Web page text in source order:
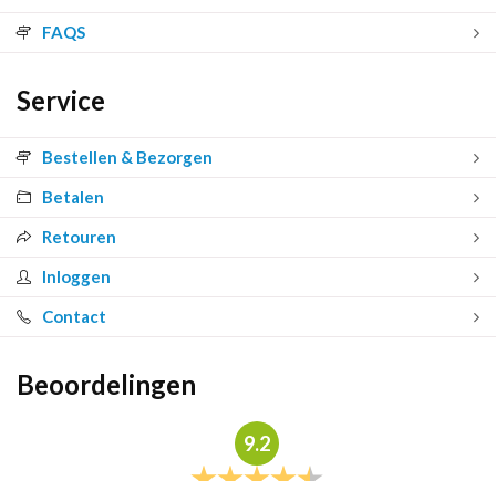
FAQS
Service
Bestellen & Bezorgen
Betalen
Retouren
Inloggen
Contact
Beoordelingen
9.2